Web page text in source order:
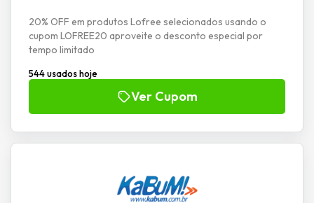
20% OFF em produtos Lofree selecionados usando o
cupom LOFREE20 aproveite o desconto especial por
tempo limitado
544 usados hoje
Ver Cupom